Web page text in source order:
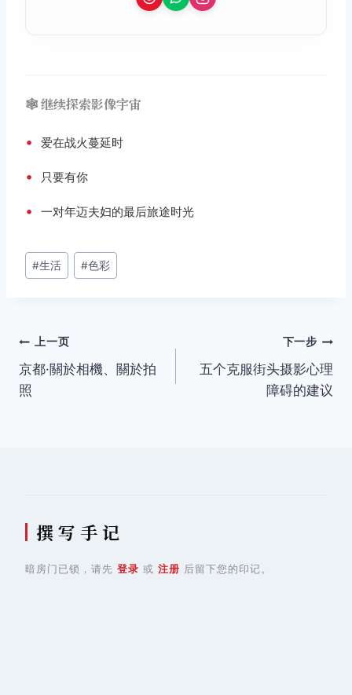
🕸️ 继续探索影像宇宙
• 爱在战火蔓延时
• 只要有你
• 一对年迈夫妇的最后旅途时光
文
章
#生活 #色彩
文
章
上一页
京都·關於相機、關於拍
照
下一步
五个克服街头摄影心理
障碍的建议
撰 写 手 记
暗房门已锁，请先 登录 或 注册 后留下您的印记。